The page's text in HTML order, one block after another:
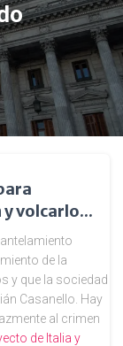
volcarlo...
de la
y que la sociedad
Casanello. Hay
al crimen
de Italia y